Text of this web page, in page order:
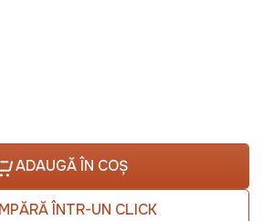
ADAUGĂ ÎN COȘ
ÎNTR-UN CLICK